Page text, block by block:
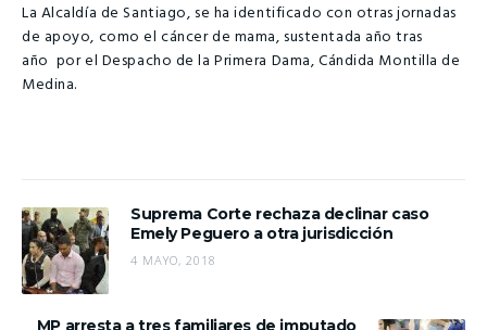
La Alcaldía de Santiago, se ha identificado con otras jornadas
de apoyo, como el cáncer de mama, sustentada año tras
año por el Despacho de la Primera Dama, Cándida Montilla de
Medina.
Suprema Corte rechaza declinar caso
Emely Peguero a otra jurisdicción
4 MAYO, 2018
MP arresta a tres familiares de imputado